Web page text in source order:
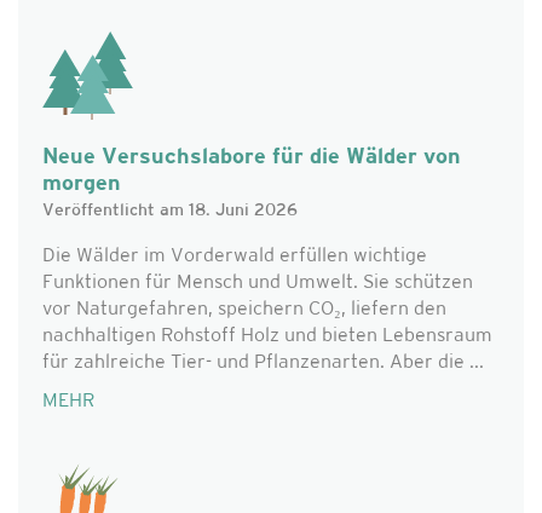
Neue Versuchslabore für die Wälder von
morgen
Veröffentlicht am 18. Juni 2026
Die Wälder im Vorderwald erfüllen wichtige
Funktionen für Mensch und Umwelt. Sie schützen
vor Naturgefahren, speichern CO₂, liefern den
nachhaltigen Rohstoff Holz und bieten Lebensraum
für zahlreiche Tier- und Pflanzenarten. Aber die ...
MEHR